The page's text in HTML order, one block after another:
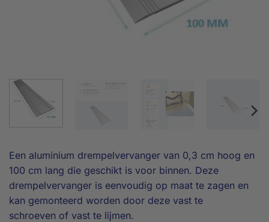
Een aluminium drempelvervanger van 0,3 cm hoog en
100 cm lang die geschikt is voor binnen. Deze
drempelvervanger is eenvoudig op maat te zagen en
kan gemonteerd worden door deze vast te
schroeven of vast te lijmen.